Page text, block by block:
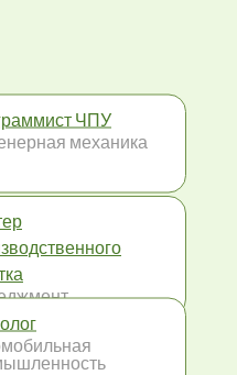
ЧПУ
механика